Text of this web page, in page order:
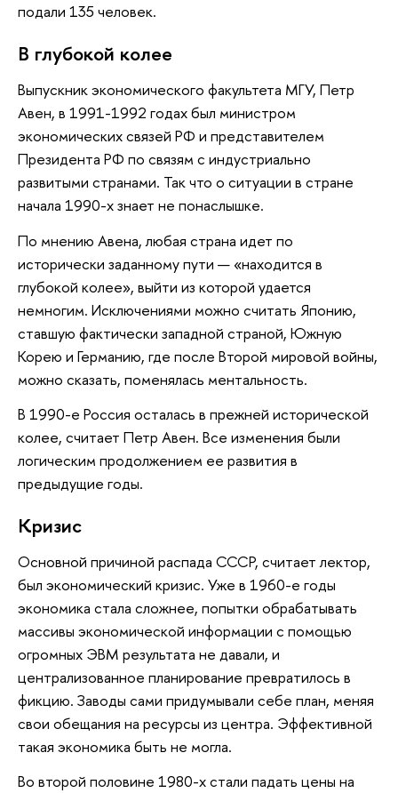
подали 135 человек.
В глубокой колее
Выпускник экономического факультета МГУ, Петр
Авен, в 1991-1992 годах был министром
экономических связей РФ и представителем
Президента РФ по связям с индустриально
развитыми странами. Так что о ситуации в стране
начала 1990-х знает не понаслышке.
По мнению Авена, любая страна идет по
исторически заданному пути — «находится в
глубокой колее», выйти из которой удается
немногим. Исключениями можно считать Японию,
ставшую фактически западной страной, Южную
Корею и Германию, где после Второй мировой войны,
можно сказать, поменялась ментальность.
В 1990-е Россия осталась в прежней исторической
колее, считает Петр Авен. Все изменения были
логическим продолжением ее развития в
предыдущие годы.
Кризис
Основной причиной распада СССР, считает лектор,
был экономический кризис. Уже в 1960-е годы
экономика стала сложнее, попытки обрабатывать
массивы экономической информации с помощью
огромных ЭВМ результата не давали, и
централизованное планирование превратилось в
фикцию. Заводы сами придумывали себе план, меняя
свои обещания на ресурсы из центра. Эффективной
такая экономика быть не могла.
Во второй половине 1980-х стали падать цены на